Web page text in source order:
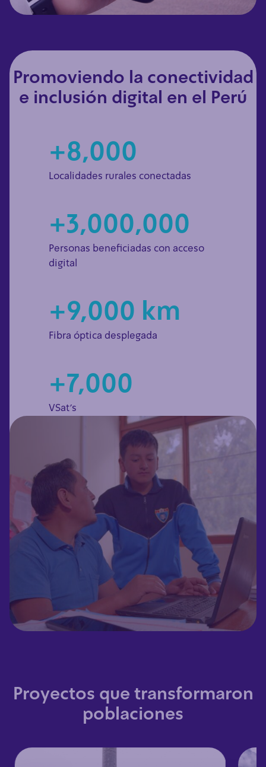
Promoviendo la conectividad
e inclusión digital en el Perú
+8,000
Localidades rurales conectadas
+3,000,000
Personas beneficiadas con acceso
digital
+9,000 km
Fibra óptica desplegada
+7,000
VSat's
Proyectos que transformaron
poblaciones